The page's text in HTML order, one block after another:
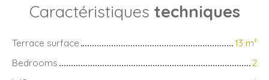
Caractéristiques techniques
Terrace surface 13 m²
Bedrooms
2